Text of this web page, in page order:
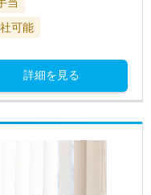
当
可能
詳細を見る